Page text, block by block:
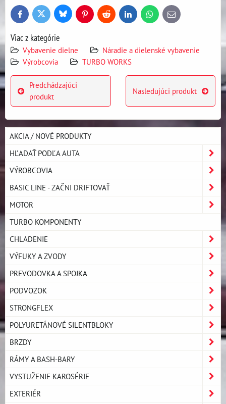
FacebookTwitter BlueskyPinterestReddit LinkedInWhatsApp
E-
mail
Viac z kategórie
Vybavenie dielne
Náradie a dielenské vybavenie
Výrobcovia
TURBO WORKS
Predchádzajúci
produkt
Nasledujúci produkt
AKCIA / NOVÉ PRODUKTY
HĽADAŤ PODĽA AUTA
VÝROBCOVIA
BASIC LINE - ZAČNI DRIFTOVAŤ
MOTOR
TURBO KOMPONENTY
CHLADENIE
VÝFUKY A ZVODY
PREVODOVKA A SPOJKA
PODVOZOK
STRONGFLEX
POLYURETÁNOVÉ SILENTBLOKY
BRZDY
RÁMY A BASH-BARY
VYSTUŽENIE KAROSÉRIE
EXTERIÉR